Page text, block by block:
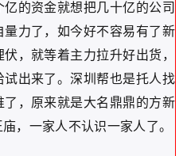
的资金就想把几十亿的公司
力了，如今好不容易有了新
，就等着主力拉升好出货，
出来了。深圳帮也是托人找
，原来就是大名鼎鼎的方新
，一家人不认识一家人了。